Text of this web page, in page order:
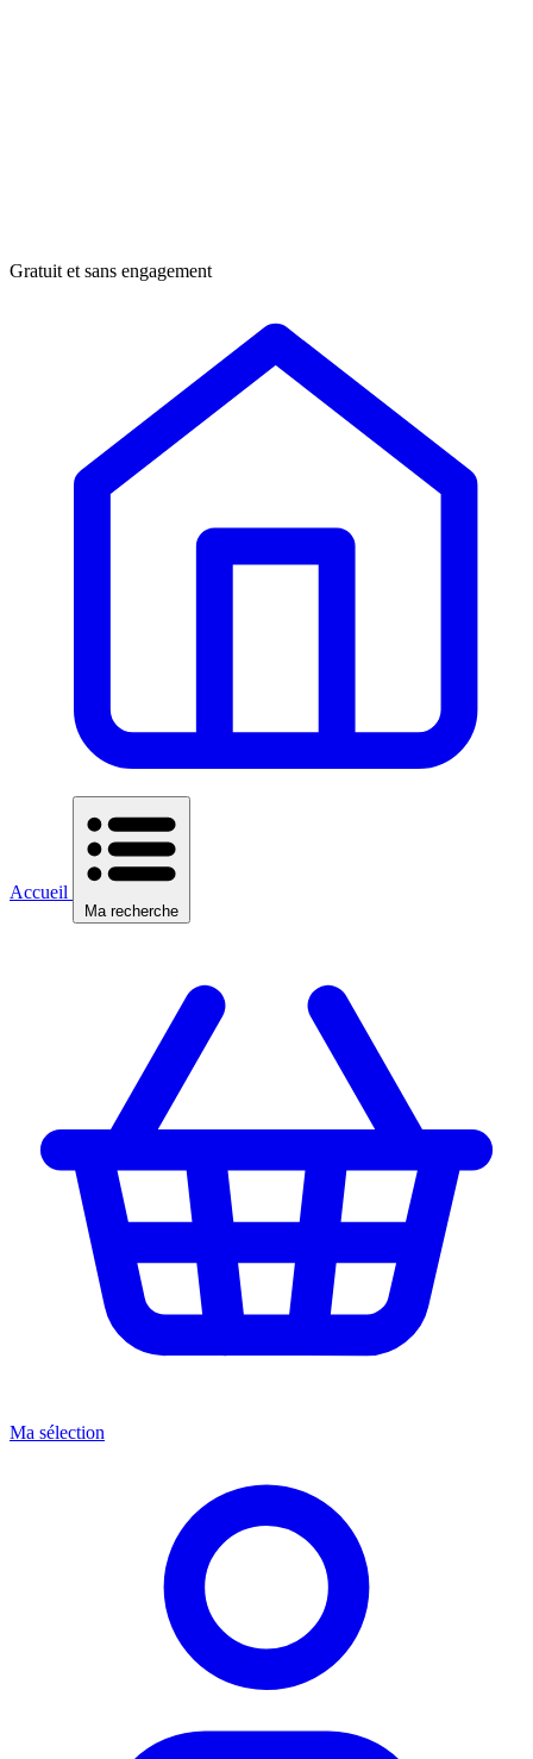
Gratuit et sans engagement
Accueil
Ma recherche
Ma sélection